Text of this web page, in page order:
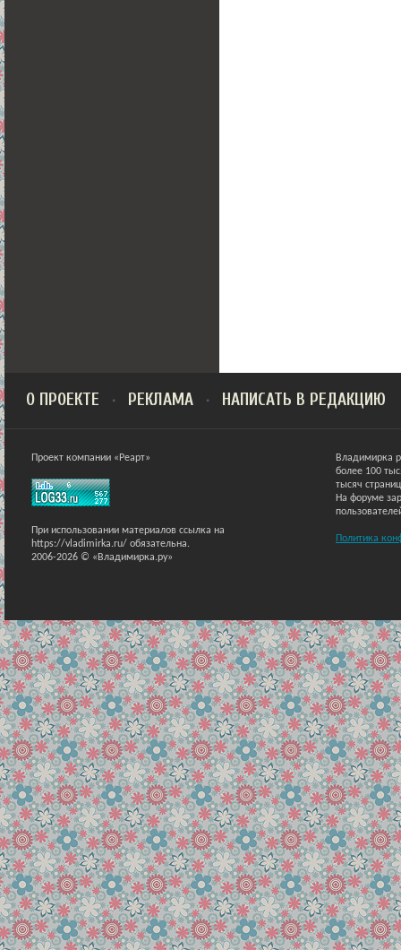
О ПРОЕКТЕ РЕКЛАМА НАПИСАТЬ В РЕДАКЦИЮ
Проект компании «Реарт»
При использовании материалов ссылка на
https://vladimirka.ru/ обязательна.
2006-2026 © «Владимирка.ру»
Владимирка
более 100
тысяч
На форуме
Политика